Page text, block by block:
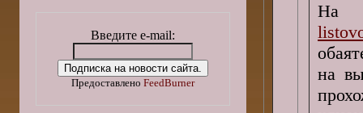
На
на
Введите e-mail:
Предоставлено FeedBurner